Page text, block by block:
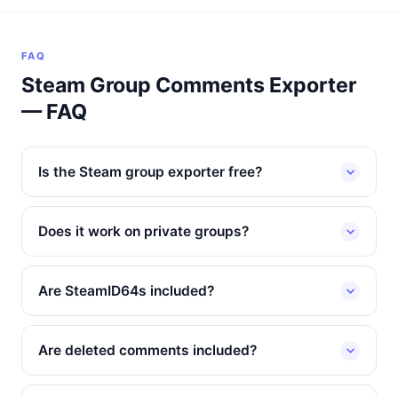
FAQ
Steam Group Comments Exporter
— FAQ
Is the Steam group exporter free?
Does it work on private groups?
Are SteamID64s included?
Are deleted comments included?